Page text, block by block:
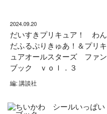
2024.09.20
だいすきプリキュア！ わん
だふるぷりきゅあ！＆プリキ
ュアオールスターズ ファン
ブック ｖｏｌ．３
編: 講談社